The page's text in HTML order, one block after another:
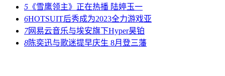
5 《雪鹰领主》正在热播 陆婷玉一
6HOTSUIT后秀成为2023全力游戏亚
7网易云音乐与埃安旗下Hyper昊铂
8陈奕迅与歌迷提早庆生 8月登三藩